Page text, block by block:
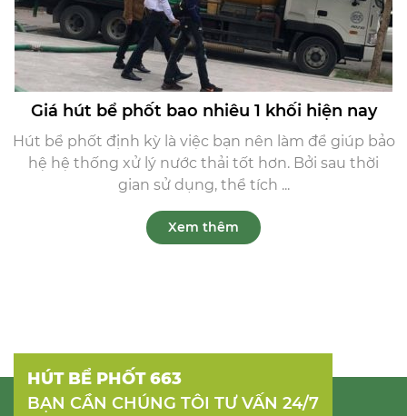
Giá hút bể phốt bao nhiêu 1 khối hiện nay
Hút bể phốt định kỳ là việc bạn nên làm để giúp bảo
hệ hệ thống xử lý nước thải tốt hơn. Bởi sau thời
gian sử dụng, thể tích ...
Xem thêm
HÚT BỂ PHỐT 663
BẠN CẦN CHÚNG TÔI TƯ VẤN 24/7